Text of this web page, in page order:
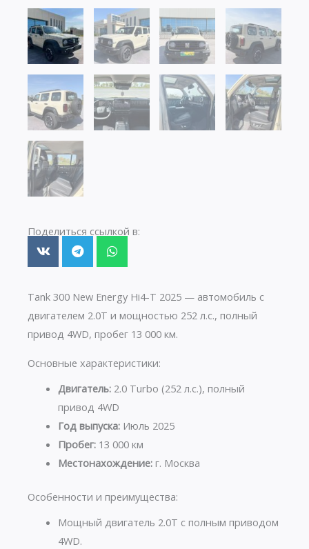
Поделиться ссылкой в:
Tank 300 New Energy Hi4-T 2025 — автомобиль с
двигателем 2.0T и мощностью 252 л.с., полный
привод 4WD, пробег 13 000 км.
Основные характеристики:
Двигатель:2.0 Turbo (252 л.с.), полный
привод 4WD
Год выпуска:Июль 2025
Пробег:13 000 км
Местонахождение:г. Москва
Особенности и преимущества:
Мощный двигатель 2.0T с полным приводом
4WD.